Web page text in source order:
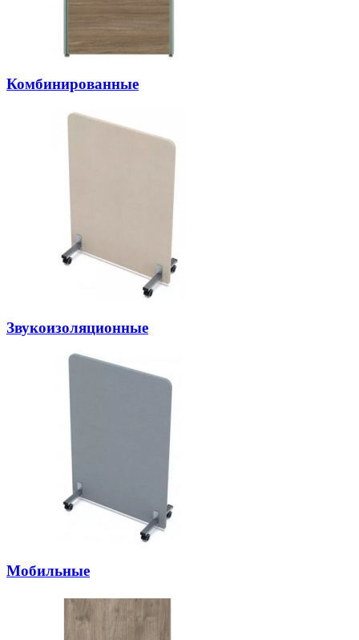
Комбинированные
Звукоизоляционные
Мобильные